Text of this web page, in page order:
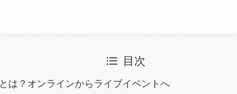
目次
は？オンラインからライブイベントへ